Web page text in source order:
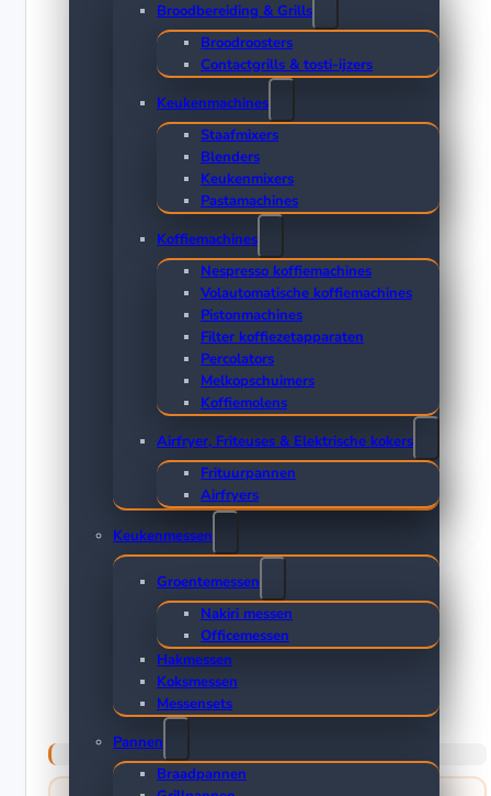
Broodbereiding & Grills
Broodroosters
Contactgrills & tosti-ijzers
Keukenmachines
Staafmixers
Blenders
Keukenmixers
Pastamachines
Koffiemachines
Nespresso koffiemachines
Volautomatische koffiemachines
Pistonmachines
Filter koffiezetapparaten
Percolators
Melkopschuimers
Koffiemolens
Airfryer, Friteuses & Elektrische kokers
Frituurpannen
Airfryers
Keukenmessen
Groentemessen
Nakiri messen
Officemessen
Hakmessen
Koksmessen
Messensets
Pannen
Braadpannen